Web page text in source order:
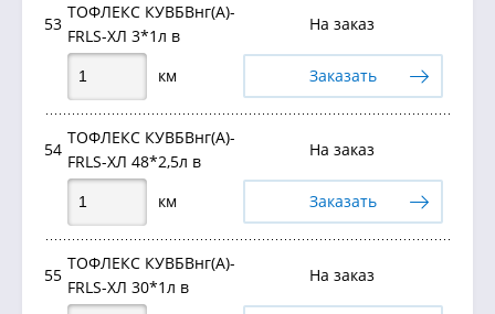
53
ТОФЛЕКС КУВБВнг(А)-
FRLS-ХЛ 3*1л в
На заказ
км Заказать
54
ТОФЛЕКС КУВБВнг(А)-
FRLS-ХЛ 48*2,5л в
На заказ
км Заказать
55
ТОФЛЕКС КУВБВнг(А)-
FRLS-ХЛ 30*1л в
На заказ